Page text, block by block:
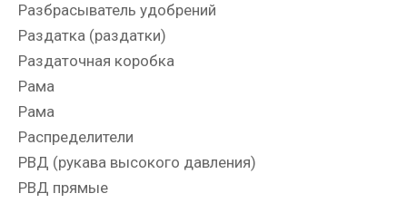
Разбрасыватель удобрений
Раздатка (раздатки)
Раздаточная коробка
Рама
Рама
Распределители
РВД (рукава высокого давления)
РВД прямые